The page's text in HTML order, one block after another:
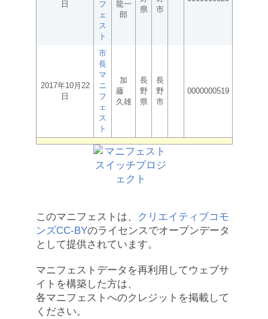
日
フ
ェ
ス
ト
龍一
郎
県
市
2017年10月22
日
市
長
マ
ニ
フ
ェ
ス
ト
加
藤
久雄
長
野
県
長
野
市
0000000519
このマニフェストは、
クリエイティブコモ
ンズCC-BYのライセンスでオープンデータ
として提供されています。
マニフェストデータを再利用してウェブサ
イトを構築した方は、
各マニフェストへのクレジットを掲載して
ください。